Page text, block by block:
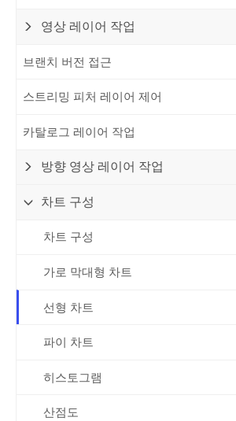
영상 레이어 작업
브랜치 버전 접근
스트리밍 피처 레이어 제어
카탈로그 레이어 작업
방향 영상 레이어 작업
차트 구성
차트 구성
가로 막대형 차트
선형 차트
파이 차트
히스토그램
산점도